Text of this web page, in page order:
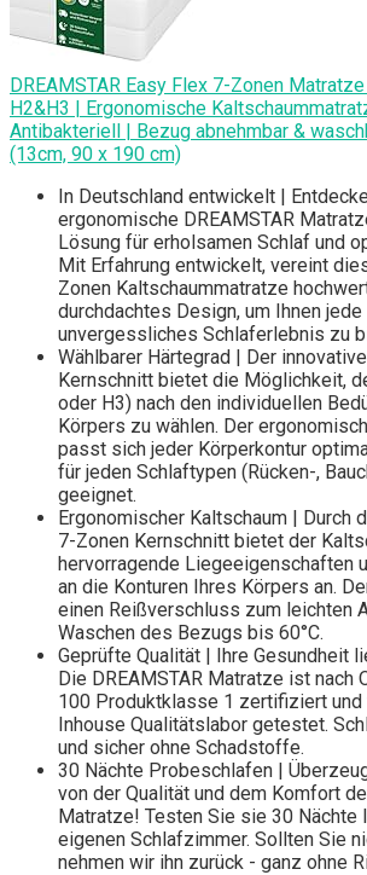
DREAMSTAR Easy Flex 7-Zonen
H2&H3 | Ergonomische
Antibakteriell | Bezug abnehmbar &
(13cm, 90 x 190 cm)
In Deutschland entwickelt |
ergonomische DREAMSTAR
Lösung für erholsamen Schlaf und
Mit Erfahrung entwickelt, vereint
Zonen Kaltschaummatratze
durchdachtes Design, um Ihnen
unvergessliches Schlaferlebnis zu
Wählbarer Härtegrad | Der
Kernschnitt bietet die Möglichkeit,
oder H3) nach den individuellen
Körpers zu wählen. Der
passt sich jeder Körperkontur
für jeden Schlaftypen (Rücken-,
geeignet.
Ergonomischer Kaltschaum | Durch
7-Zonen Kernschnitt bietet der
hervorragende Liegeeigenschaften
an die Konturen Ihres Körpers an.
einen Reißverschluss zum leichten
Waschen des Bezugs bis 60°C.
Geprüfte Qualität | Ihre Gesundheit
Die DREAMSTAR Matratze ist nach
100 Produktklasse 1 zertifiziert und
Inhouse Qualitätslabor getestet.
und sicher ohne Schadstoffe.
30 Nächte Probeschlafen |
von der Qualität und dem Komfort
Matratze! Testen Sie sie 30 Nächte
eigenen Schlafzimmer. Sollten Sie
nehmen wir ihn zurück - ganz ohne